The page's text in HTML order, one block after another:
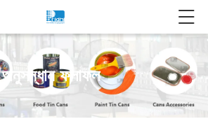
অনুসন্ধান ফলাফল